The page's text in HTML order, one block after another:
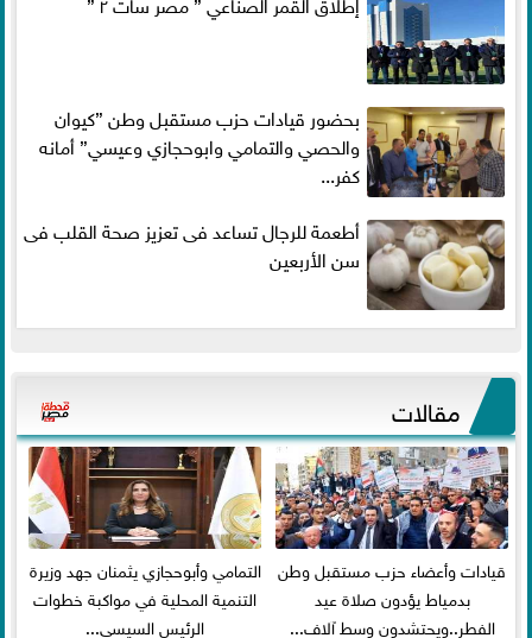
بحضور قيادات حزب مستقبل وطن ”كيوان
والحصي والتمامي وابوحجازي وعيسي” أمانه
كفر...
أطعمة للرجال تساعد فى تعزيز صحة القلب فى
سن الأربعين
مقالات
قيادات وأعضاء حزب مستقبل وطن
بدمياط يؤدون صلاة عيد
الفطر..ويحتشدون وسط آلاف...
التمامي وأبوحجازي يثمنان جهد وزيرة
التنمية المحلية في مواكبة خطوات
الرئيس السيسي...